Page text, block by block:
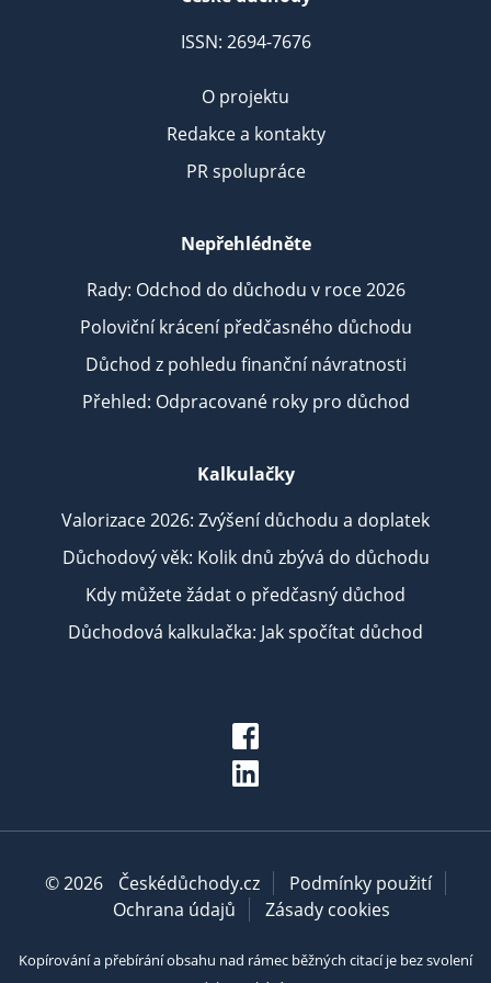
ISSN: 2694-7676
O projektu
Redakce a kontakty
PR spolupráce
Nepřehlédněte
Rady: Odchod do důchodu v roce 2026
Poloviční krácení předčasného důchodu
Důchod z pohledu finanční návratnosti
Přehled: Odpracované roky pro důchod
Kalkulačky
Valorizace 2026: Zvýšení důchodu a doplatek
Důchodový věk: Kolik dnů zbývá do důchodu
Kdy můžete žádat o předčasný důchod
Důchodová kalkulačka: Jak spočítat důchod
© 2026 Českédůchody.cz
Podmínky použití
Ochrana údajů
Zásady cookies
Kopírování a přebírání obsahu nad rámec běžných citací je bez svolení